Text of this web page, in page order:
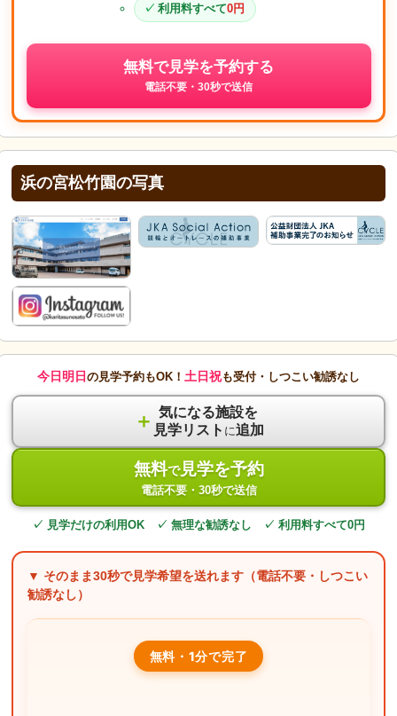
利用料すべて0円
無料で見学を予約する
電話不要・30秒で送信
浜の宮松竹園の写真
今日明日 の見学予約もOK！ 土日祝も受付・しつこい勧誘なし
＋ 気になる施設を
見学リスト に追加
無料で見学を予約
電話不要・30秒で送信
✓ 見学だけの利用OK ✓ 無理な勧誘なし ✓ 利用料すべて0円
▼ そのまま30秒で見学希望を送れます（電話不要・しつこい
勧誘なし）
無料・1分で完了